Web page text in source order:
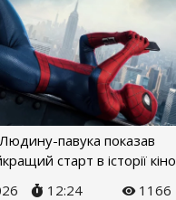
павука показав
старт в історії кіно
12:24 1166